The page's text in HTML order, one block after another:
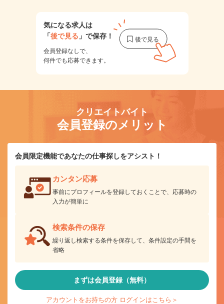
気になる求人は
「後で見る 」で保存！
会員登録なしで、
何件でも応募できます。
クリエイトバイト
会員登録のメリット
会員限定機能であなたの仕事探しをアシスト！
カンタン応募
事前にプロフィールを登録しておくことで、応募時の
入力が簡単に
検索条件の保存
繰り返し検索する条件を保存して、条件設定の手間を
省略
まずは会員登録（無料）
アカウントをお持ちの方 ログインはこちら＞